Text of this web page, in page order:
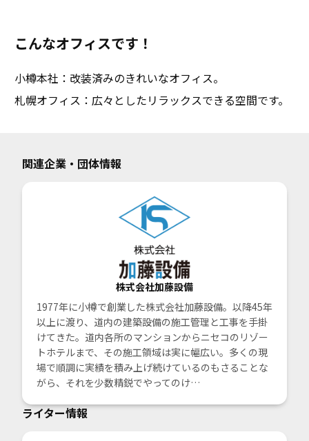
こんなオフィスです！
小樽本社：改装済みのきれいなオフィス。
札幌オフィス：広々としたリラックスできる空間です。
関連企業・団体情報
株式会社加藤設備
1977年に小樽で創業した株式会社加藤設備。以降45年
以上に渡り、道内の建築設備の施工管理と工事を手掛
けてきた。道内各所のマンションからニセコのリゾー
トホテルまで、その施工領域は実に幅広い。多くの現
場で順調に実績を積み上げ続けているのもさることな
がら、それを少数精鋭でやってのけ…
ライター情報